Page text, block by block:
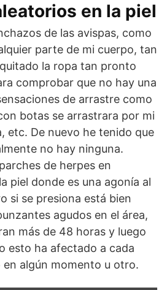
en la piel
de las avispas, como
parte de mi cuerpo, tan
la ropa tan pronto
comprobar que no hay una
de arrastre como
botas se arrastrara por mi
etc. De nuevo he tenido que
no hay ninguna.
de herpes en
piel donde es una agonía al
si se presiona está bien
agudos en el área,
más de 48 horas y luego
esto ha afectado a cada
algún momento u otro.